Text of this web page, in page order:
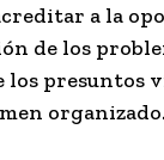
a la
de los
los presuntos
organizado.